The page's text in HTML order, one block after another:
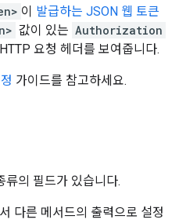
이 발급하는 JSON 웹 토큰
값이 있는 Authorization
요청 헤더를 보여줍니다.
가이드를 참고하세요.
류의 필드가 있습니다.
다른 메서드의 출력으로 설정